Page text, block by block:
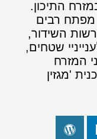
התיכון.
מפתח רבים
השידור,
שטחים,
המזרח
'מגזין